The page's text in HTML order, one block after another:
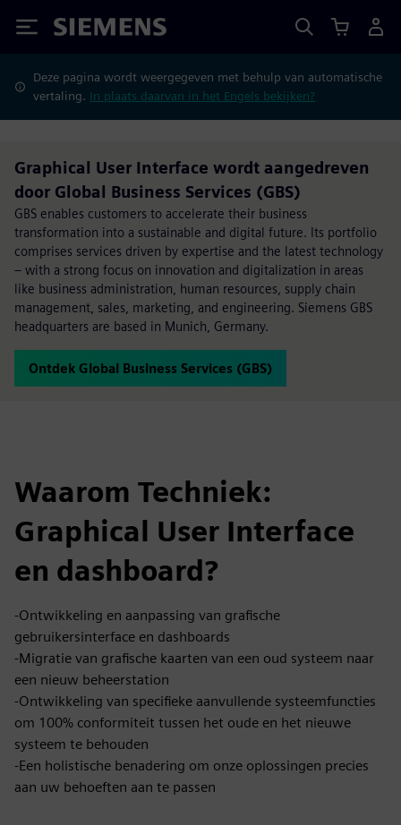
Siemens
Deze pagina wordt weergegeven met behulp van automatische
vertaling. In plaats daarvan in het Engels bekijken?
Graphical User Interface wordt aangedreven
door Global Business Services (GBS)
GBS enables customers to accelerate their business
transformation into a sustainable and digital future. Its portfolio
comprises services driven by expertise and the latest technology
– with a strong focus on innovation and digitalization in areas
like business administration, human resources, supply chain
management, sales, marketing, and engineering. Siemens GBS
headquarters are based in Munich, Germany.
Ontdek Global Business Services (GBS)
Waarom Techniek:
Graphical User Interface
en dashboard?
-Ontwikkeling en aanpassing van grafische
gebruikersinterface en dashboards
-Migratie van grafische kaarten van een oud systeem naar
een nieuw beheerstation
-Ontwikkeling van specifieke aanvullende systeemfuncties
om 100% conformiteit tussen het oude en het nieuwe
systeem te behouden
-Een holistische benadering om onze oplossingen precies
aan uw behoeften aan te passen